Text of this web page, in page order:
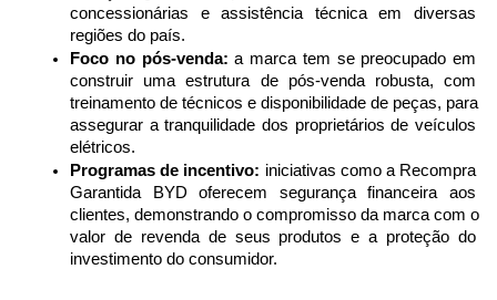
concessionárias e assistência técnica em diversas
regiões do país.
Foco no pós-venda: a marca tem se preocupado em
construir uma estrutura de pós-venda robusta, com
treinamento de técnicos e disponibilidade de peças, para
assegurar a tranquilidade dos proprietários de veículos
elétricos.
Programas de incentivo: iniciativas como a Recompra
Garantida BYD oferecem segurança financeira aos
clientes, demonstrando o compromisso da marca com o
valor de revenda de seus produtos e a proteção do
investimento do consumidor.